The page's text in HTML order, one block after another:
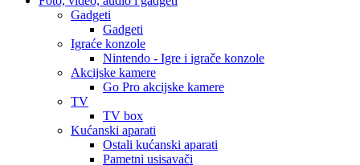
Gadgeti
Gadgeti
Igraće konzole
Nintendo - Igre i igrače konzole
Akcijske kamere
Go Pro akcijske kamere
TV
TV box
Kućanski aparati
Ostali kućanski aparati
Pametni usisavači